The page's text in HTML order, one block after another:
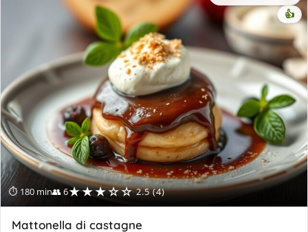
⏱ 180 min👥 6★★★☆☆ 2.5 (4)
👍
Mattonella di castagne